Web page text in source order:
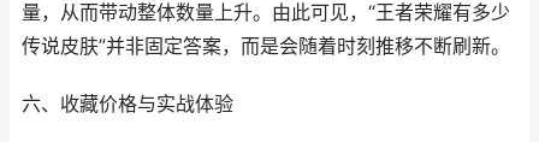
量，从而带动整体数量上升。由此可见，“王者荣耀有多少
传说皮肤”并非固定答案，而是会随着时刻推移不断刷新。
六、收藏价格与实战体验